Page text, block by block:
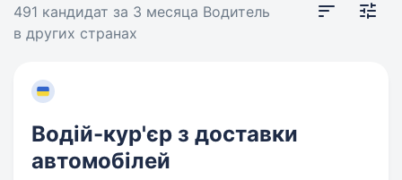
491 кандидат за 3 месяца Водитель
в других странах
Водій-кур'єр з доставки
автомобілей